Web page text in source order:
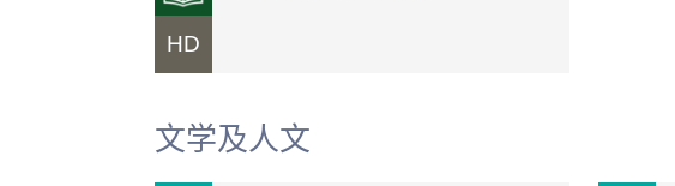
HD
文学及人文